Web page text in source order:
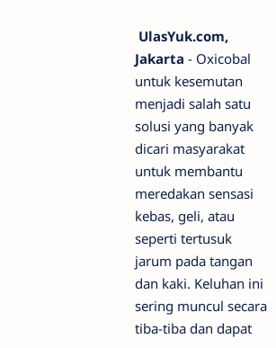
UlasYuk.com,
Jakarta - Oxicobal
untuk kesemutan
menjadi salah satu
solusi yang banyak
dicari masyarakat
untuk membantu
meredakan sensasi
kebas, geli, atau
seperti tertusuk
jarum pada tangan
dan kaki. Keluhan ini
sering muncul secara
tiba-tiba dan dapat